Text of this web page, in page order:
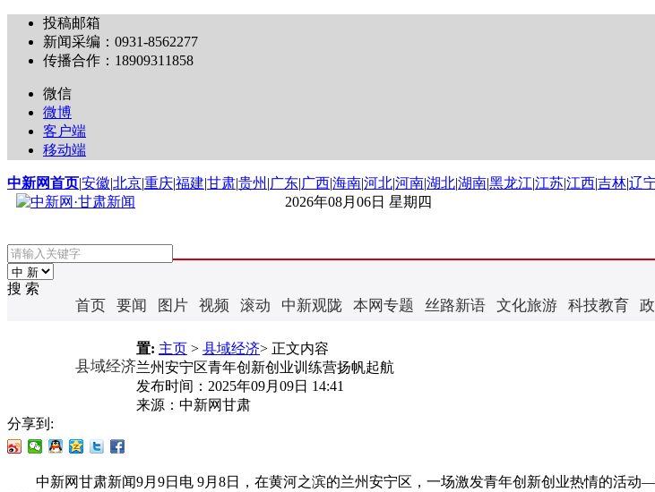
投稿邮箱
新闻采编：0931-8562277
传播合作：18909311858
微信
微博
客户端
移动端
中新网首页|安徽|北京|重庆|福建|甘肃|贵州 |广东|广西|海南|河北|河南|湖北|湖南|黑龙江|江苏|江西|吉林|辽
2026年08月06日 星期四
搜 索
首页 要闻 图片 视频 滚动 中新观陇 本网专题 丝路新语 文化旅游 科技教育
县域经济
置: 主页 > 县域经济> 正文内容
兰州安宁区青年创新创业训练营扬帆起航
发布时间： 2025年09月09日 14:41
来源： 中新网甘肃
分享到:
中新网甘肃新闻9月9日电 9月8日，在黄河之滨的兰州安宁区，一场激发青年创新创业热情的活动